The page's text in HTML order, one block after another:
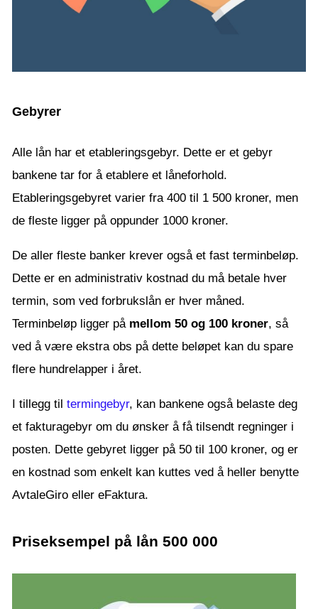
Gebyrer
Alle lån har et etableringsgebyr. Dette er et gebyr
bankene tar for å etablere et låneforhold.
Etableringsgebyret varier fra 400 til 1 500 kroner, men
de fleste ligger på oppunder 1000 kroner.
De aller fleste banker krever også et fast terminbeløp.
Dette er en administrativ kostnad du må betale hver
termin, som ved forbrukslån er hver måned.
Terminbeløp ligger på mellom 50 og 100 kroner, så
ved å være ekstra obs på dette beløpet kan du spare
flere hundrelapper i året.
I tillegg til termingebyr, kan bankene også belaste deg
et fakturagebyr om du ønsker å få tilsendt regninger i
posten. Dette gebyret ligger på 50 til 100 kroner, og er
en kostnad som enkelt kan kuttes ved å heller benytte
AvtaleGiro eller eFaktura.
Priseksempel på lån 500 000